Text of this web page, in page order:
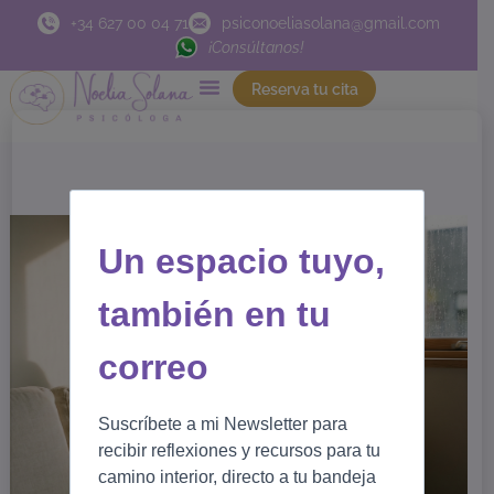
+34 627 00 04 71
psiconoeliasolana@gmail.com
¡Consúltanos!
Reserva tu cita
Un espacio tuyo,
también en tu
correo
Suscríbete a mi Newsletter para
recibir reflexiones y recursos para tu
camino interior, directo a tu bandeja